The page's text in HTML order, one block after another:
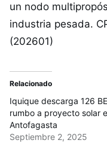
un nodo
industria pesada.
(202601)
Relacionado
Iquique descarga 126
rumbo a proyecto solar
Antofagasta
Septiembre 2, 2025